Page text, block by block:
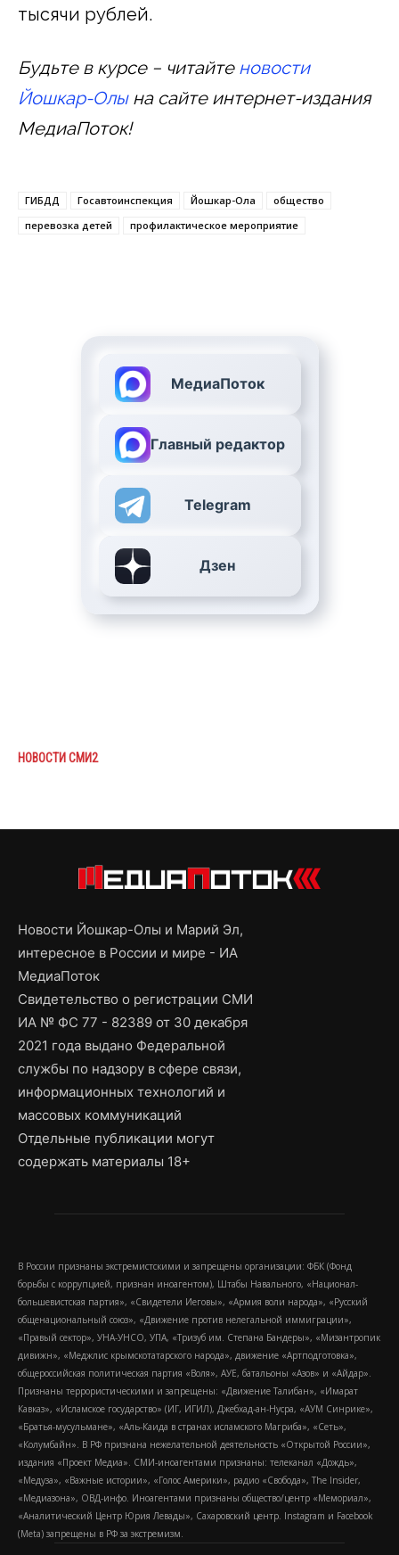
тысячи рублей.
Будьте в курсе − читайте новости
Йошкар-Олына сайте интернет-издания
МедиаПоток!
ГИБДД Госавтоинспекция Йошкар-Ола
общество
перевозка детей
профилактическое мероприятие
МедиаПоток
Главный редактор
Telegram
Дзен
НОВОСТИ СМИ2
Новости Йошкар-Олы и Марий Эл,
интересное в России и мире - ИА
МедиаПоток
Свидетельство о регистрации СМИ
ИА № ФС 77 - 82389 от 30 декабря
2021 года выдано Федеральной
службы по надзору в сфере связи,
информационных технологий и
массовых коммуникаций
Отдельные публикации могут
содержать материалы 18+
В России признаны экстремистскими и запрещены организации: ФБК (Фонд
борьбы с коррупцией, признан иноагентом), Штабы Навального, «Национал-
большевистская партия», «Свидетели Иеговы», «Армия воли народа», «Русский
общенациональный союз», «Движение против нелегальной иммиграции»,
«Правый сектор», УНА-УНСО, УПА, «Тризуб им. Степана Бандеры», «Мизантропик
дивижн», «Меджлис крымскотатарского народа», движение «Артподготовка»,
общероссийская политическая партия «Воля», АУЕ, батальоны «Азов» и «Айдар».
Признаны террористическими и запрещены: «Движение Талибан», «Имарат
Кавказ», «Исламское государство» (ИГ, ИГИЛ), Джебхад-ан-Нусра, «АУМ Синрике»,
«Братья-мусульмане», «Аль-Каида в странах исламского Магриба», «Сеть»,
«Колумбайн». В РФ признана нежелательной деятельность «Открытой России»,
издания «Проект Медиа». СМИ-иноагентами признаны: телеканал «Дождь»,
«Медуза», «Важные истории», «Голос Америки», радио «Свобода», The Insider,
«Медиазона», ОВД-инфо. Иноагентами признаны общество/центр «Мемориал»,
«Аналитический Центр Юрия Левады», Сахаровский центр. Instagram и Facebook
(Metа) запрещены в РФ за экстремизм.